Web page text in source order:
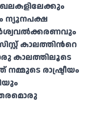
ന്യൂനപക്ഷ
കാലത്തിന്‍റെ
കാലത്തിലൂടെ
രാഷ്ട്രീയം